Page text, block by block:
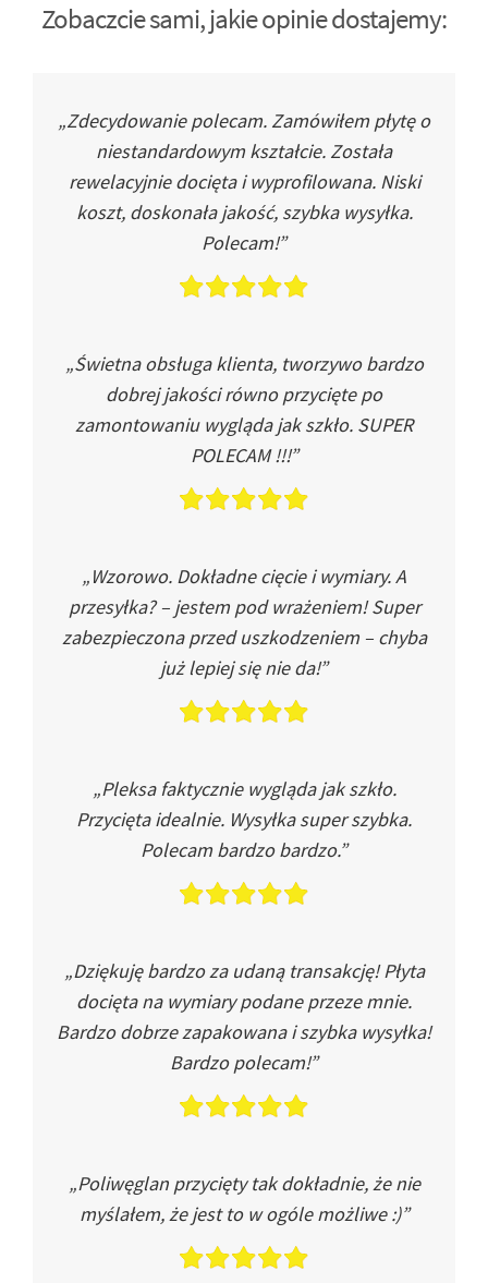
Zobaczcie sami, jakie opinie dostajemy:
„Zdecydowanie polecam. Zamówiłem płytę o
niestandardowym kształcie. Została
rewelacyjnie docięta i wyprofilowana. Niski
koszt, doskonała jakość, szybka wysyłka.
Polecam!”
„Świetna obsługa klienta, tworzywo bardzo
dobrej jakości równo przycięte po
zamontowaniu wygląda jak szkło. SUPER
POLECAM !!!”
„Wzorowo. Dokładne cięcie i wymiary. A
przesyłka? – jestem pod wrażeniem! Super
zabezpieczona przed uszkodzeniem – chyba
już lepiej się nie da!”
„Pleksa faktycznie wygląda jak szkło.
Przycięta idealnie. Wysyłka super szybka.
Polecam bardzo bardzo.”
„Dziękuję bardzo za udaną transakcję! Płyta
docięta na wymiary podane przeze mnie.
Bardzo dobrze zapakowana i szybka wysyłka!
Bardzo polecam!”
„Poliwęglan przycięty tak dokładnie, że nie
myślałem, że jest to w ogóle możliwe :)”